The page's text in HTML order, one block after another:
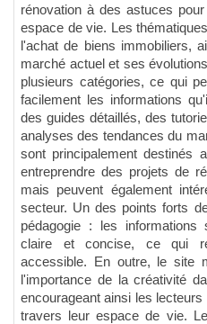
rénovation à des astuces
espace de vie. Les
l'achat de biens immobiliers,
marché actuel et ses
plusieurs catégories, ce qui
facilement les informations
des guides détaillés, des
analyses des tendances du
sont principalement destinés
entreprendre des projets de
mais peuvent également
secteur. Un des points forts
pédagogie : les informations
claire et concise, ce qui
accessible. En outre, le site
l'importance de la créativité
encourageant ainsi les
travers leur espace de vie.